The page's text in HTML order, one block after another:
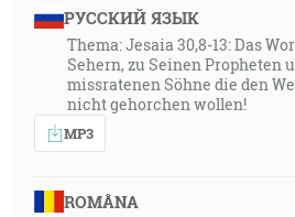
РУССКИЙ ЯЗЫК
Thema: Jesaia 30,8-13: Das
Sehern, zu Seinen Propheten
missratenen Söhne die den
nicht gehorchen wollen!
MP3
ROMÂNA